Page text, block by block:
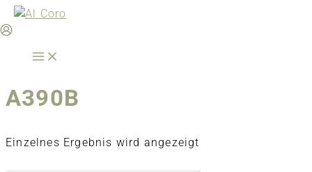
Zum
Inhalt
A390B
Einzelnes Ergebnis wird angezeigt